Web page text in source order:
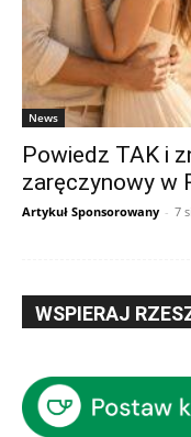
News
Powiedz TAK i
zaręczynowy w
Artykuł Sponsorowany - 7
WSPIERAJ